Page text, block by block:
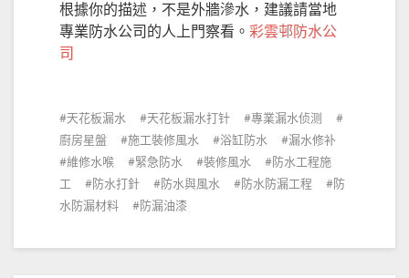
根據你的描述，不是外牆滲水，建議請當地
專業防水公司的人上門察看。 彩雲邨防水公
司
天花板漏水 天花板漏水打针
專業漏水侦测
廚房星盤
施工裝修風水 浴缸防水
漏水修补
維修水喉
緊急防水 裝修風水
防水工程施
工
防水打針 防水與風水 防水防漏工程
防
水防漏材料
防漏油漆